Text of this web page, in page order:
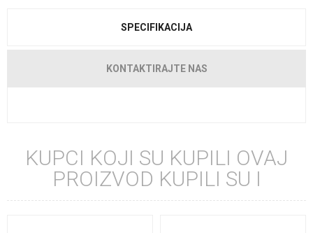
SPECIFIKACIJA
KONTAKTIRAJTE NAS
KUPCI KOJI SU KUPILI OVAJ
PROIZVOD KUPILI SU I